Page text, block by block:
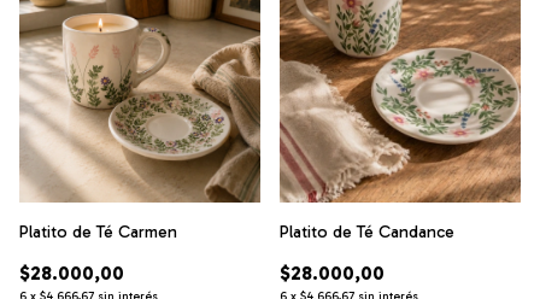
Platito de Té Carmen
$28.000,00
Platito de Té Candance
$28.000,00